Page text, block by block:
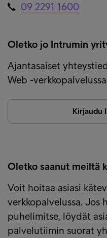
09 2291 1600
Oletko jo Intrumin
Ajantasaiset
Web -
Kirjaudu
Oletko saanut meiltä
Voit hoitaa asiasi
verkkopalvelussa. Jos
puhelimitse, löydät
palvelutiimin suorat